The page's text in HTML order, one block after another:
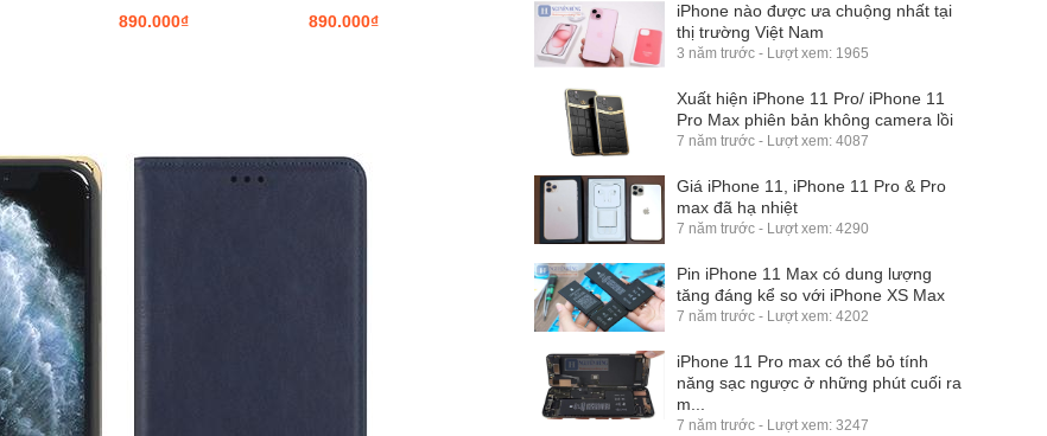
890.000₫
890.000₫
iPhone nào được ưa chuộng nhất tại
thị trường Việt Nam
3 năm trước - Lượt xem: 1965
Xuất hiện iPhone 11 Pro/ iPhone 11
Pro Max phiên bản không camera lồi
7 năm trước - Lượt xem: 4087
Giá iPhone 11, iPhone 11 Pro & Pro
max đã hạ nhiệt
7 năm trước - Lượt xem: 4290
Pin iPhone 11 Max có dung lượng
tăng đáng kể so với iPhone XS Max
7 năm trước - Lượt xem: 4202
iPhone 11 Pro max có thể bỏ tính
năng sạc ngược ở những phút cuối ra
m...
7 năm trước - Lượt xem: 3247